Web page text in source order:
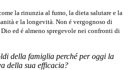
la rinunzia al fumo, la dieta salutare e la
e la longevità. Non é vergognoso di
ed é almeno spregevole nei confronti di
della famiglia perché per oggi la
della sua efficacia?